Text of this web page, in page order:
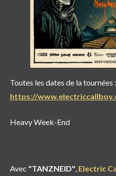
Toutes les dates de la tournées :
https://
Heavy Week-End
Avec "TANZNEID", Electric